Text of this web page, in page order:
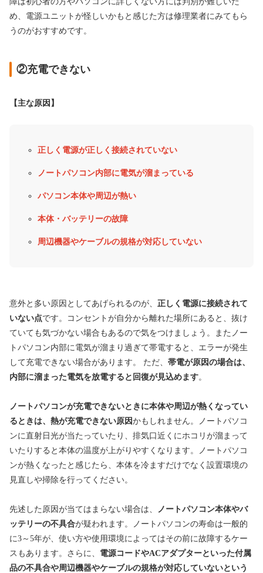
め、電源ユニットが怪しいかもと感じた方は修理業者にみてもら
うのがおすすめです。
②充電できない
【主な原因】
正しく電源が正しく接続されていない
ノートパソコン内部に電気が溜まっている
パソコン本体や周辺が熱い
本体・バッテリーの故障
周辺機器やケーブルの規格が対応していない
意外と多い原因としてあげられるのが、 正しく電源に接続されて
いない点です。コンセントが自分から離れた場所にあると、抜け
ていても気づかない場合もあるので気をつけましょう。またノー
トパソコン内部に電気が溜まり過ぎて帯電すると、エラーが発生
して充電できない場合があります。 ただ、 帯電が原因の場合は、
内部に溜まった電気を放電すると回復が見込めます。
ノートパソコンが充電できないときに本体や周辺が熱くなってい
るときは、熱が充電できない原因かもしれません。ノートパソコ
ンに直射日光が当たっていたり、排気口近くにホコリが溜まって
いたりすると本体の温度が上がりやすくなります。ノートパソコ
ンが熱くなったと感じたら、本体を冷ますだけでなく設置環境の
見直しや掃除を行ってください。
先述した原因が当てはまらない場合は、
ノートパソコン本体やバ
ッテリーの不具合が疑われます。ノートパソコンの寿命は一般的
に3～5年が、使い方や使用環境によってはその前に故障するケー
スもあります。さらに、 電源コードやACアダプターといった付属
品の不具合や周辺機器やケーブルの規格が対応していないという